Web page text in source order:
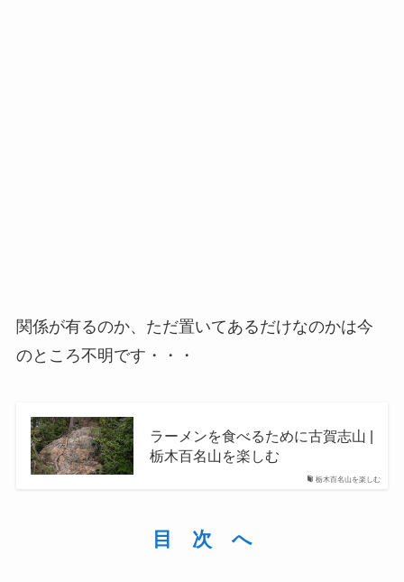
関係が有るのか、ただ置いてあるだけなのかは今
のところ不明です・・・
栃木百名山を楽しむ
ラーメンを食べるために古賀志山 |
栃木百名山を楽しむ
目 次 へ